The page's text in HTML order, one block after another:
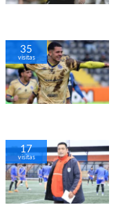
35
visitas
17
visitas